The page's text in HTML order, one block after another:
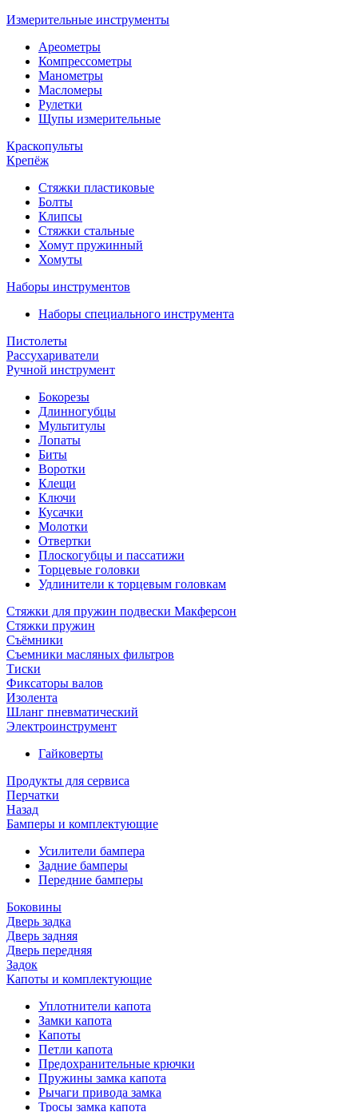
Измерительные инструменты
Ареометры
Компрессометры
Манометры
Масломеры
Рулетки
Щупы измерительные
Краскопульты
Крепёж
Стяжки пластиковые
Болты
Клипсы
Стяжки стальные
Хомут пружинный
Хомуты
Наборы инструментов
Наборы специального инструмента
Пистолеты
Рассухариватели
Ручной инструмент
Бокорезы
Длинногубцы
Мультитулы
Лопаты
Биты
Воротки
Клещи
Ключи
Кусачки
Молотки
Отвертки
Плоскогубцы и пассатижи
Торцевые головки
Удлинители к торцевым головкам
Стяжки для пружин подвески Макферсон
Стяжки пружин
Съёмники
Съемники масляных фильтров
Тиски
Фиксаторы валов
Изолента
Шланг пневматический
Электроинструмент
Гайковерты
Продукты для сервиса
Перчатки
Назад
Бамперы и комплектующие
Усилители бампера
Задние бамперы
Передние бамперы
Боковины
Дверь задка
Дверь задняя
Дверь передняя
Задок
Капоты и комплектующие
Уплотнители капота
Замки капота
Капоты
Петли капота
Предохранительные крючки
Пружины замка капота
Рычаги привода замка
Тросы замка капота